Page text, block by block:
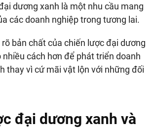
dương xanh là một nhu cầu mang
các doanh nghiệp trong tương lai.
bản chất của chiến lược đại dương
nhiều cách hơn để phát triển doanh
thay vì cứ mãi vật lộn với những đối
đại dương xanh và